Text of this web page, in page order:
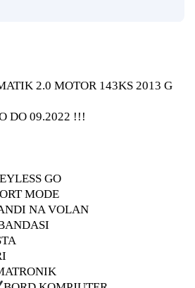
2.0 MOTOR 143KS 2013 G
DO 09.2022 !!!
GO
MODE
NA VOLAN